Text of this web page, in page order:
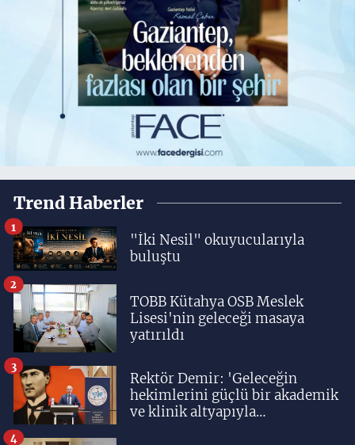
Trend Haberler
"İki Nesil" okuyucularıyla
buluştu
1
TOBB Kütahya OSB Meslek
Lisesi'nin geleceği masaya
yatırıldı
2
Rektör Demir: 'Geleceğin
hekimlerini güçlü bir akademik
ve klinik altyapıyla
3
4